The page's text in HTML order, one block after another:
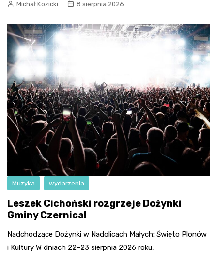
Michał Kozicki 8 sierpnia 2026
Muzyka wydarzenia
Leszek Cichoński rozgrzeje Dożynki
Gminy Czernica!
Nadchodzące Dożynki w Nadolicach Małych: Święto Plonów
i Kultury W dniach 22–23 sierpnia 2026 roku,